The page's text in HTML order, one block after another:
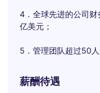
4．全球先进的公司
亿美元；
5．管理团队超过50人
薪酬待遇